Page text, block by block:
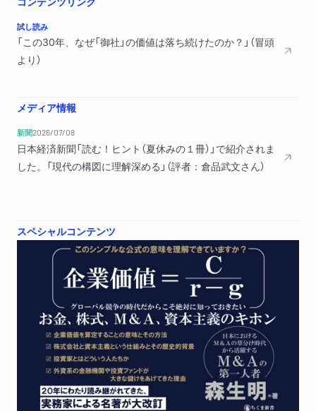
第4章 「のれん」の値段は経営者の評価
企業価値と会社の値段の全体像／企業価値の本質／借金が多い
ている？／株価から会社の値段を計算する際の落とし穴／企業
【応用編】
第5章 会社の値段は誰がどうやって決めるのか？
するには／のれん価値創出力を測るツール／「客観的に正しい企
業価値」はあるのか
第6章 Ｍ＆Ａにおける会社の値段
失敗するのは「高すぎる値段で買ったから」／基本は同じ──類似
会社・取引を参照する／コングロマリット多角化企業の評価方
法も同じ／流動性と隠れた債務／プレミアム算定のためのＤＣ
Ｆ方式／Ｍ＆Ａの理由をＤＣＦで表現する／プレミアムの源泉
は二つ／支配権プレミアムの上限を探る
【実践編】
試し読み
「この30年、なぜ「御社」の価値は落ち続けたのか？」（冒頭
より）
メディア情報
新聞2026/07/08
日本経済新聞「読む！ヒント（夏休みの１冊）」で紹介されま
した。「現代の構図に理解深める」（評者：倉品武文さん）
スペシャルコンテンツ